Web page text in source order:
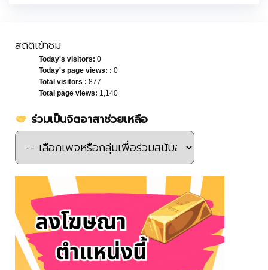
สถิติเข้าชม
Today's visitors: 0
Today's page views: : 0
Total visitors : 877
Total page views: 1,140
ร่วมเป็นจิตอาสาช่วยเหลือ